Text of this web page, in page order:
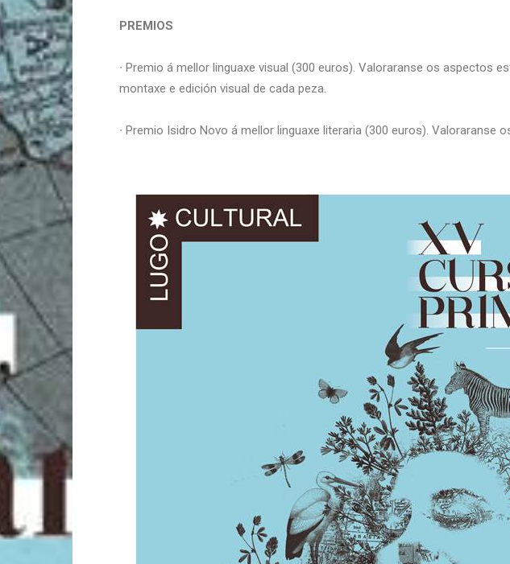
PREMIOS
∙ Premio á mellor linguaxe visual (300 euros). Valoraranse os aspectos
montaxe e edición visual de cada peza.
∙ Premio Isidro Novo á mellor linguaxe literaria (300 euros).